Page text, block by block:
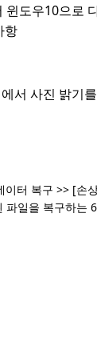
윈도우10으로
항
서 사진 밝기
이터 복구 >> [손
일을 복구하는